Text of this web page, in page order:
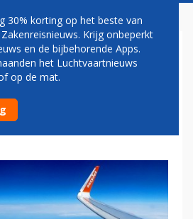
OOK VIERDE
CASTLELAKE
WEL OP EEN
30% korting op het beste van
Krijg onbeperkt
en de bijbehorende Apps.
het Luchtvaartnieuws
op de mat.